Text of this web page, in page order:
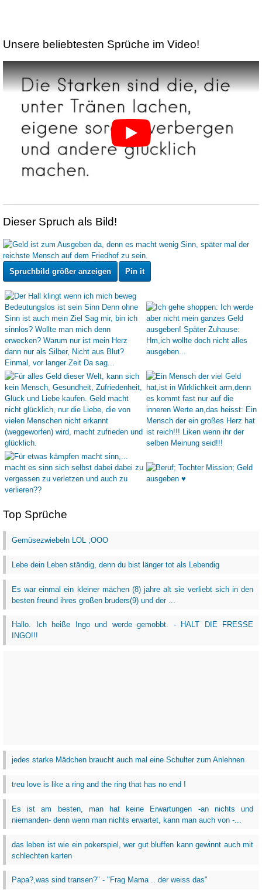
Unsere beliebtesten Sprüche im Video!
Dieser Spruch als Bild!
Spruchbild größer anzeigen Pin it
Top Sprüche
Gemüsezwiebeln LOL ;OOO
Lebe dein Leben ständig, denn du bist länger tot als Lebendig
Es war einmal ein kleiner mächen (8) jahre alt sie verliebt sich in den
besten freund ihres großen bruders(9) und der ...
Hallo. Ich heiße Ingo und werde gemobbt. - HALT DIE FRESSE
INGO!!!
jedes starke Mädchen braucht auch mal eine Schulter zum Anlehnen
treu love is like a ring and the ring that has no end !
Es ist am besten, man hat keine Erwartungen -an nichts und
niemanden- denn wenn man nichts erwartet, kann man auch von -...
das leben ist wie ein pokerspiel, wer gut bluffen kann gewinnt auch mit
schlechten karten
Papa?,was sind transen?" - "Frag Mama .. der weiss das"